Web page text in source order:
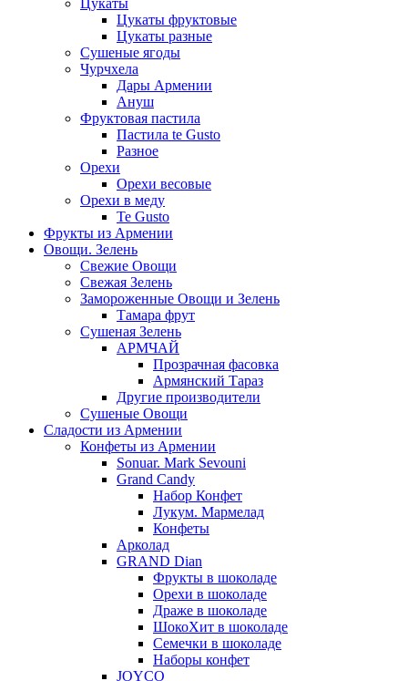
Цукаты
Цукаты фруктовые
Цукаты разные
Сушеные ягоды
Чурчхела
Дары Армении
Ануш
Фруктовая пастила
Пастила te Gusto
Разное
Орехи
Орехи весовые
Орехи в меду
Te Gusto
Фрукты из Армении
Овощи. Зелень
Свежие Овощи
Свежая Зелень
Замороженные Овощи и Зелень
Тамара фрут
Сушеная Зелень
АРМЧАЙ
Прозрачная фасовка
Армянский Тараз
Другие производители
Сушеные Овощи
Сладости из Армении
Конфеты из Армении
Sonuar. Mark Sevouni
Grand Candy
Набор Конфет
Лукум. Мармелад
Конфеты
Арколад
GRAND Dian
Фрукты в шоколаде
Орехи в шоколаде
Драже в шоколаде
ШокоХит в шоколаде
Семечки в шоколаде
Наборы конфет
JOYCO